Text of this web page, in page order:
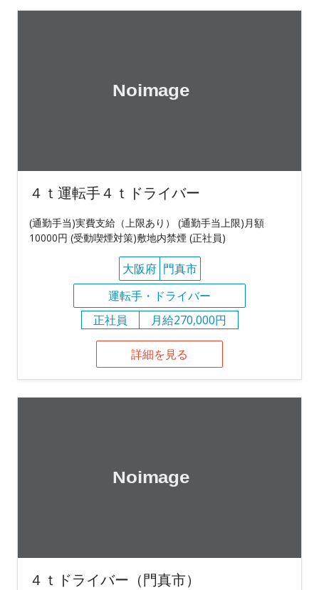
４ｔ運転手４ｔドライバー
(通勤手当)実費支給（上限あり） (通勤手当上限)月額
10000円 (受動喫煙対策)敷地内禁煙 (正社員)
大阪府 門真市
運転手・ドライバー
正社員
月給270,000円
詳細を見る
４ｔドライバー（門真市）